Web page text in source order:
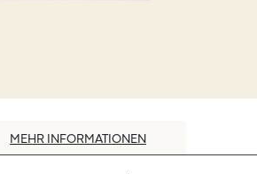
MEHR INFORMATIONEN